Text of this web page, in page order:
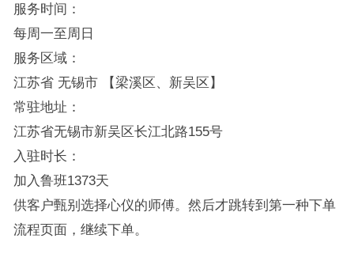
服务时间：
每周一至周日
服务区域：
江苏省 无锡市 【梁溪区、新吴区】
常驻地址：
江苏省无锡市新吴区长江北路155号
入驻时长：
加入鲁班1373天
供客户甄别选择心仪的师傅。然后才跳转到第一种下单
流程页面，继续下单。